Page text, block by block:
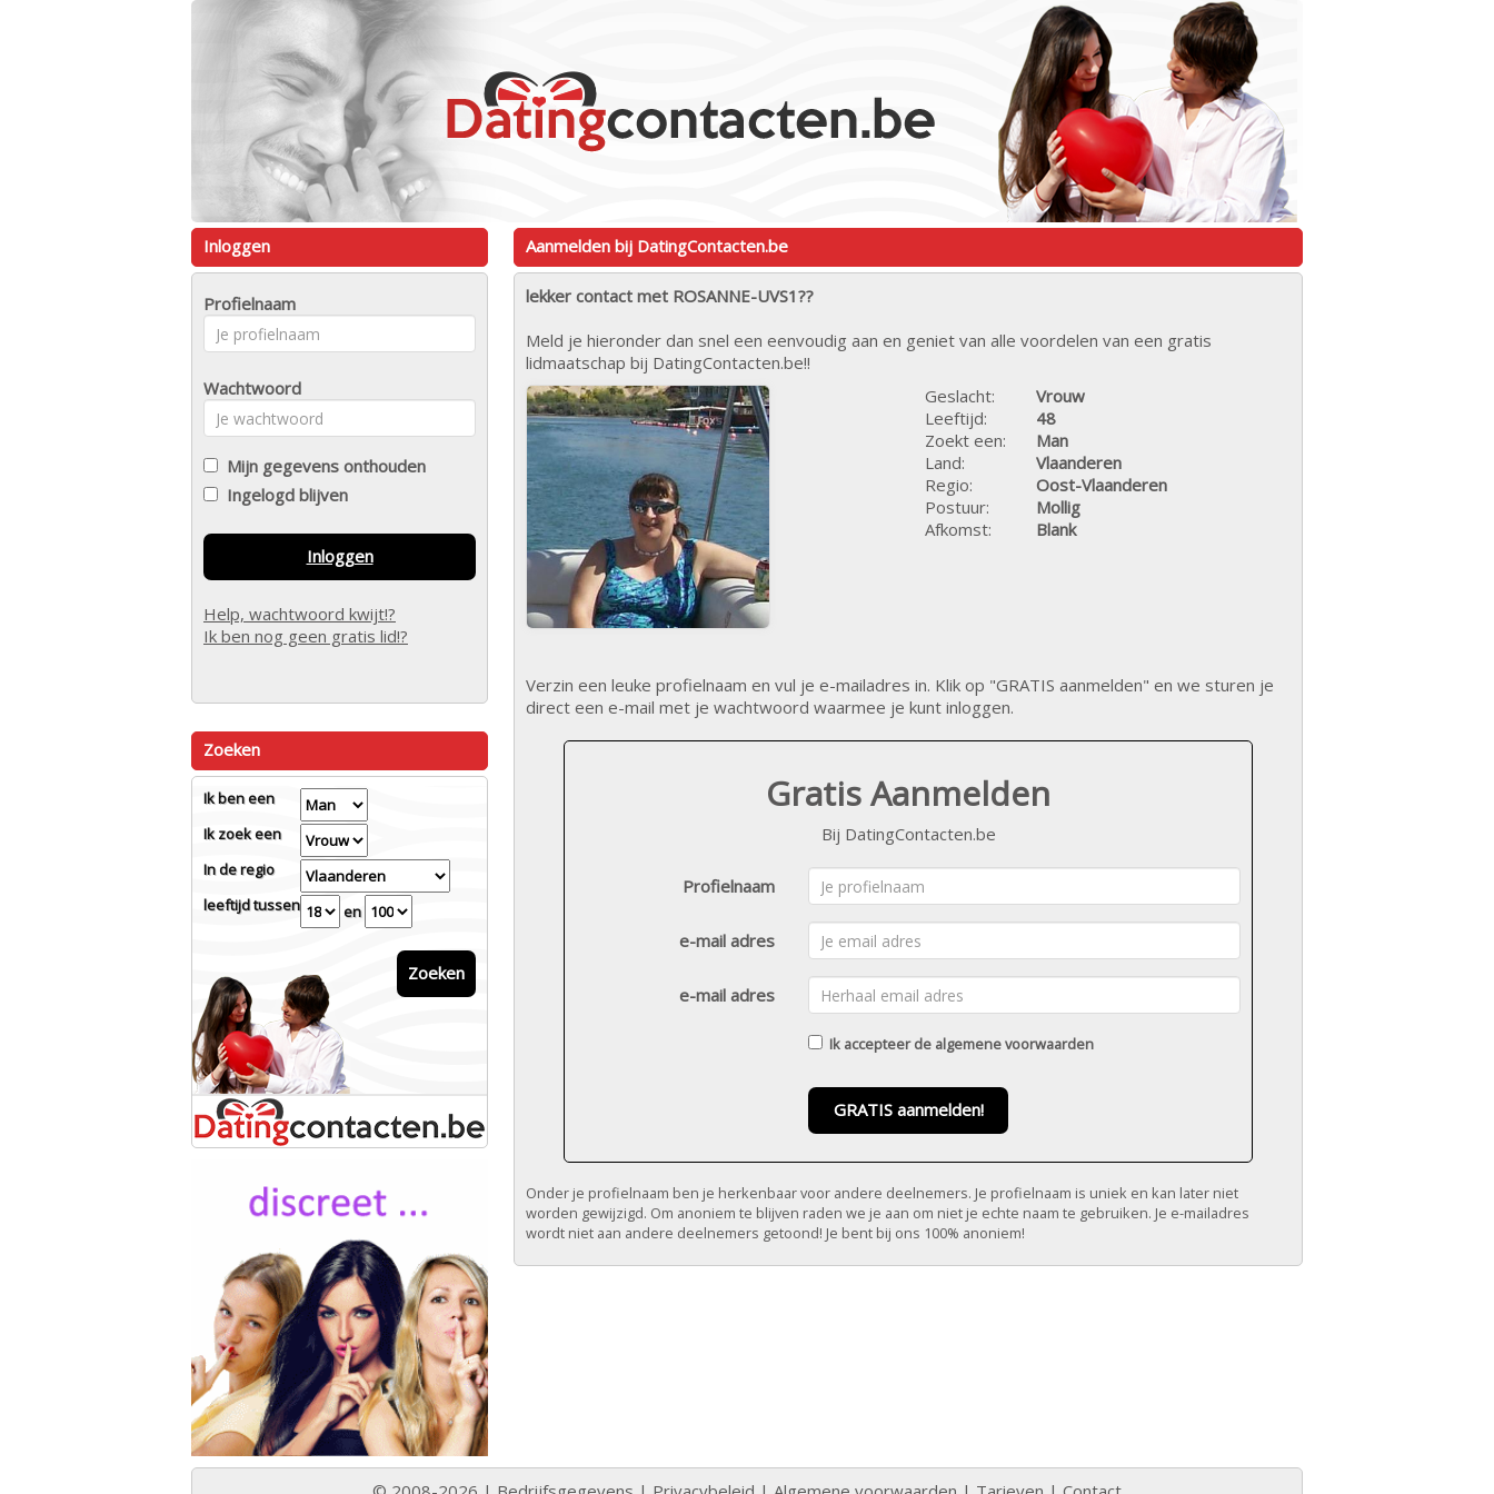
Aanmelden bij DatingContacten.be
lekker contact met ROSANNE-UVS1??
Meld je hieronder dan snel een eenvoudig aan en geniet van alle voordelen van een gratis
lidmaatschap bij DatingContacten.be!!
Geslacht:
Vrouw
Leeftijd:
48
Zoekt een:
Man
Land:
Vlaanderen
Regio:
Oost-Vlaanderen
Postuur:
Mollig
Afkomst:
Blank
Verzin een leuke profielnaam en vul je e-mailadres in. Klik op "GRATIS aanmelden" en we sturen je
direct een e-mail met je wachtwoord waarmee je kunt inloggen.
Gratis Aanmelden
Bij DatingContacten.be
Profielnaam
e-mail adres
e-mail adres
Ik accepteer de algemene voorwaarden
GRATIS aanmelden!
Onder je profielnaam ben je herkenbaar voor andere deelnemers. Je profielnaam is uniek en kan later niet
worden gewijzigd. Om anoniem te blijven raden we je aan om niet je echte naam te gebruiken. Je e-mailadres
wordt niet aan andere deelnemers getoond! Je bent bij ons 100% anoniem!
Inloggen
Profielnaam
Wachtwoord
Mijn gegevens onthouden
Ingelogd blijven
Inloggen
Help, wachtwoord kwijt!?
Ik ben nog geen gratis lid!?
Zoeken
Ik ben een
Ik zoek een
In de regio
leeftijd tussen
en
Zoeken